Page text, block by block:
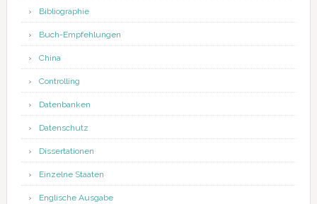
Bibliographie
Buch-Empfehlungen
China
Controlling
Datenbanken
Datenschutz
Dissertationen
Einzelne Staaten
Englische Ausgabe